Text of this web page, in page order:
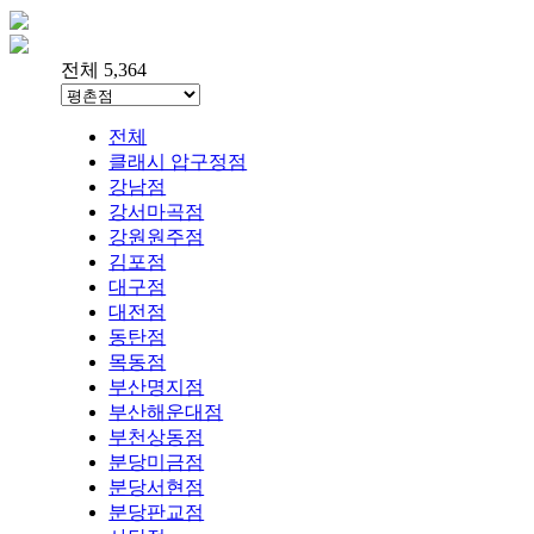
전체 5,364
전체
클래시 압구정점
강남점
강서마곡점
강원원주점
김포점
대구점
대전점
동탄점
목동점
부산명지점
부산해운대점
부천상동점
분당미금점
분당서현점
분당판교점